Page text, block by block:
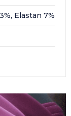
Elastan 7%